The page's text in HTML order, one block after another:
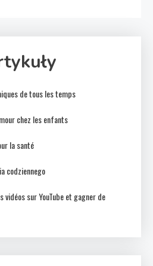
de tous les temps
chez les enfants
la santé
codziennego
vidéos sur YouTube et gagner de